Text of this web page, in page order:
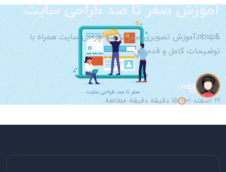
آموزش صفر تا صد طراحی سایت
&nbsp;آموزش تصویری صفر تا صد طراحی سایت همراه با
توضیحات کامل و قدم به...
ادمین
19 اسفند 01 15 دقیقه دقیقه مطالعه